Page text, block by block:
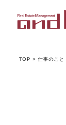
トップページ
TOP >仕事のこと